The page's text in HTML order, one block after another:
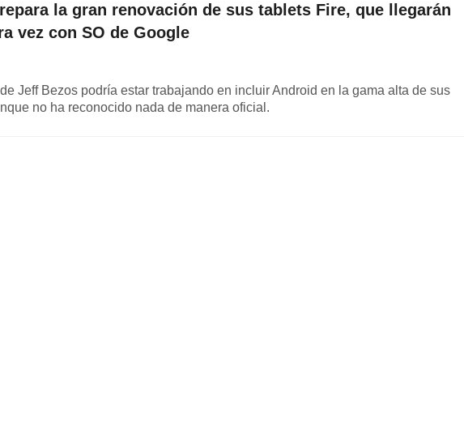
la gran renovación de sus tablets Fire, que llegarán
vez con SO de Google
Jeff Bezos podría estar trabajando en incluir Android en la gama alta de sus
no ha reconocido nada de manera oficial.